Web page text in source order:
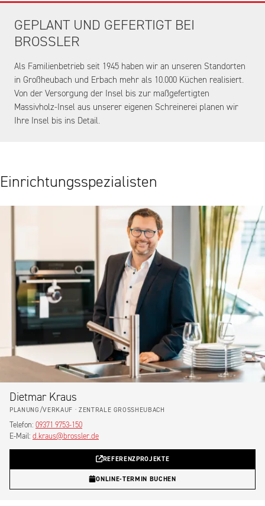
GEPLANT UND GEFERTIGT BEI
BROSSLER
Als Familienbetrieb seit 1945 haben wir an unseren Standorten
in Großheubach und Erbach mehr als 10.000 Küchen realisiert.
Von der Versorgung der Insel bis zur maßgefertigten
Massivholz-Insel aus unserer eigenen Schreinerei planen wir
Ihre Insel bis ins Detail.
Einrichtungsspezialisten
Dietmar Kraus
PLANUNG/VERKAUF · ZENTRALE GROSSHEUBACH
Telefon: 09371 9753-150
E-Mail: d.kraus@brossler.de
REFERENZPROJEKTE
ONLINE-TERMIN BUCHEN